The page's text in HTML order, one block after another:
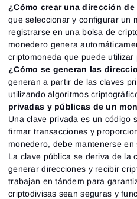
¿Cómo crear una dirección de
que seleccionar y configurar un
registrarse en una bolsa de
monedero genera
criptomoneda que puede
¿Cómo se generan las
generan a partir de las claves
utilizando algoritmos
privadas y públicas de un
Una clave privada es un código
firmar transacciones y
monedero, debe mantenerse
La clave pública se deriva de la
generar direcciones y recibir
trabajan en tándem para
criptodivisas sean seguras y